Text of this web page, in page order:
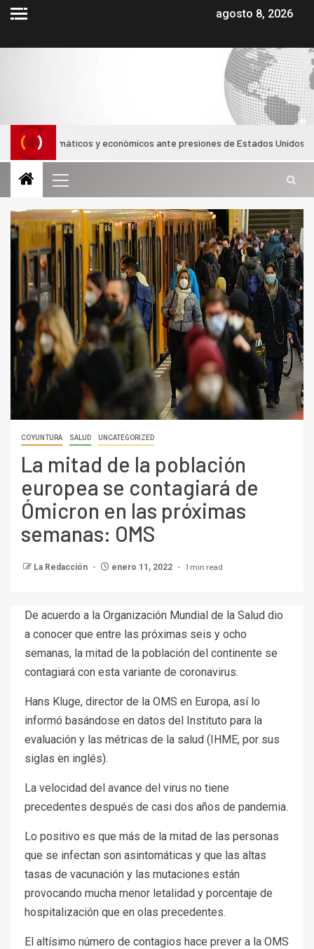
agosto 8, 2026
y económicos ante presiones de Estados Unidos
COYUNTURA SALUD UNCATEGORIZED
La mitad de la población
europea se contagiará de
Ómicron en las próximas
semanas: OMS
La Redacción enero 11, 2022 1 min read
De acuerdo a la Organización Mundial de la Salud dio
a conocer que entre las próximas seis y ocho
semanas, la mitad de la población del continente se
contagiará con esta variante de coronavirus.
Hans Kluge, director de la OMS en Europa, así lo
informó basándose en datos del Instituto para la
evaluación y las métricas de la salud (IHME, por sus
siglas en inglés).
La velocidad del avance del virus no tiene
precedentes después de casi dos años de pandemia.
Lo positivo es que más de la mitad de las personas
que se infectan son asintomáticas y que las altas
tasas de vacunación y las mutaciones están
provocando mucha menor letalidad y porcentaje de
hospitalización que en olas precedentes.
El altísimo número de contagios hace prever a la OMS